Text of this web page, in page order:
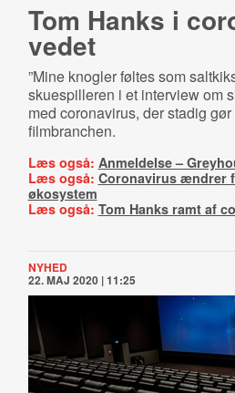
Tom Hanks i
ve­det
”Mine knogler føltes som
skuespilleren i et interview om
med coronavirus, der stadig
filmbranchen.
Læs også: Anmeldelse –
Læs også: Coronavirus ændrer
økosystem
Læs også: Tom Hanks ramt af
NYHED
22. MAJ 2020 | 11:25